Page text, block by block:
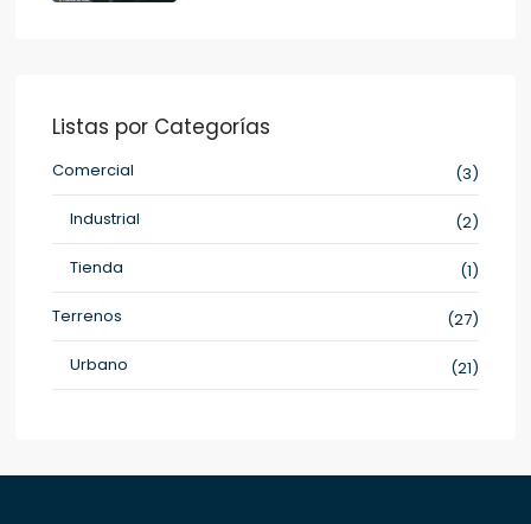
Listas por Categorías
Comercial
(3)
Industrial
(2)
Tienda
(1)
Terrenos
(27)
Urbano
(21)